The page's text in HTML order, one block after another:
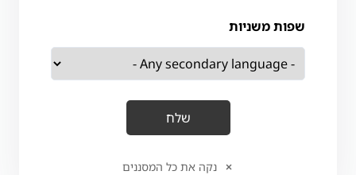
שפות משניות
נקה את כל המסננים